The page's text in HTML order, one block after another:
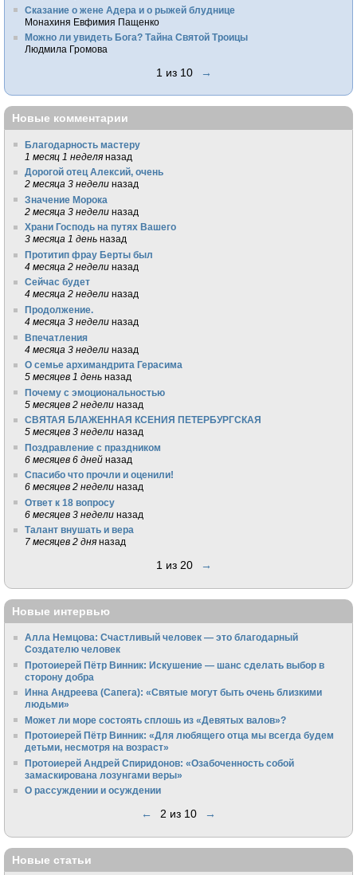
Сказание о жене Адера и о рыжей блуднице
Монахиня Евфимия Пащенко
Можно ли увидеть Бога? Тайна Святой Троицы
Людмила Громова
1 из 10 →
Новые комментарии
Благодарность мастеру
1 месяц 1 неделя назад
Дорогой отец Алексий, очень
2 месяца 3 недели назад
Значение Морока
2 месяца 3 недели назад
Храни Господь на путях Вашего
3 месяца 1 день назад
Протитип фрау Берты был
4 месяца 2 недели назад
Сейчас будет
4 месяца 2 недели назад
Продолжение.
4 месяца 3 недели назад
Впечатления
4 месяца 3 недели назад
О семье архимандрита Герасима
5 месяцев 1 день назад
Почему с эмоциональностью
5 месяцев 2 недели назад
СВЯТАЯ БЛАЖЕННАЯ КСЕНИЯ ПЕТЕРБУРГСКАЯ
5 месяцев 3 недели назад
Поздравление с праздником
6 месяцев 6 дней назад
Спасибо что прочли и оценили!
6 месяцев 2 недели назад
Ответ к 18 вопросу
6 месяцев 3 недели назад
Талант внушать и вера
7 месяцев 2 дня назад
1 из 20 →
Новые интервью
Алла Немцова: Счастливый человек — это благодарный
Создателю человек
Протоиерей Пётр Винник: Искушение — шанс сделать выбор в
сторону добра
Инна Андреева (Сапега): «Святые могут быть очень близкими
людьми»
Может ли море состоять сплошь из «Девятых валов»?
Протоиерей Пётр Винник: «Для любящего отца мы всегда будем
детьми, несмотря на возраст»
Протоиерей Андрей Спиридонов: «Озабоченность собой
замаскирована лозунгами веры»
О рассуждении и осуждении
← 2 из 10 →
Новые статьи